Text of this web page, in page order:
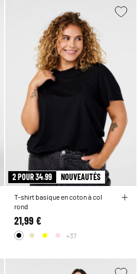
2 POUR 34.99 NOUVEAUTÉS
T-shirt basique en coton à col
rond
21,99 €
+37